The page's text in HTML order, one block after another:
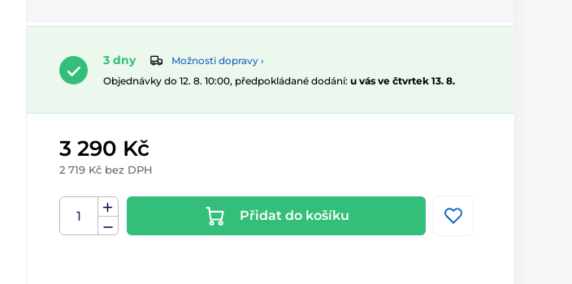
3 dny
Možnosti dopravy ›
Objednávky do 12. 8. 10:00, předpokládané dodání: u vás ve čtvrtek 13. 8.
3 290 Kč
2 719 Kč bez DPH
Přidat do košíku